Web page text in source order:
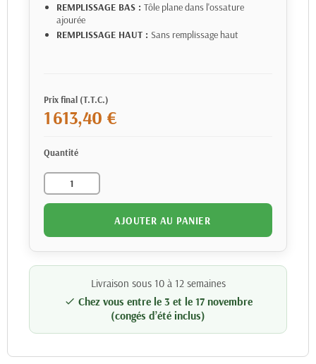
REMPLISSAGE BAS : Tôle plane dans l'ossature
ajourée
REMPLISSAGE HAUT : Sans remplissage haut
Prix final (T.T.C.)
1 613,40 €
Quantité
AJOUTER AU PANIER
Livraison sous 10 à 12 semaines
 Chez vous entre le 3 et le 17 novembre
(congés d’été inclus)